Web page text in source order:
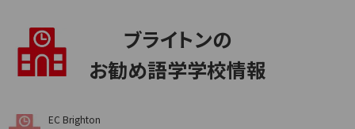
ブライトンの
お勧め語学学校情報
EC Brighton